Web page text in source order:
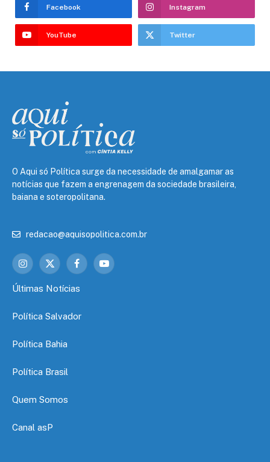
Facebook Instagram
YouTube Twitter
O Aqui só Política surge da necessidade de amalgamar as
notícias que fazem a engrenagem da sociedade brasileira,
baiana e soteropolitana.
redacao@aquisopolitica.com.br
Instagram
X
FacebookYouTube
Últimas Notícias
Política Salvador
Política Bahia
Política Brasil
Quem Somos
Canal asP